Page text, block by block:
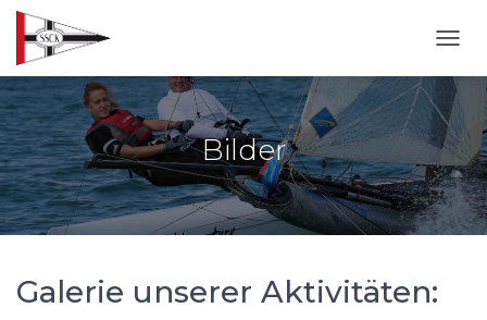
Bilder
Galerie unserer Aktivitäten: